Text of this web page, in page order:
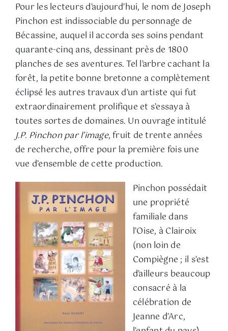
Pour les lecteurs d’aujourd’hui, le nom de Joseph
Pinchon est indissociable du personnage de
Bécassine, auquel il accorda ses soins pendant
quarante-cinq ans, dessinant près de 1800
planches de ses aventures. Tel l’arbre cachant la
forêt, la petite bonne bretonne a complètement
éclipsé les autres travaux d’un artiste qui fut
extraordinairement prolifique et s’essaya à
toutes sortes de domaines. Un ouvrage intitulé
J.P. Pinchon par l’image, fruit de trente années
de recherche, offre pour la première fois une
vue d’ensemble de cette production.
Pinchon possédait
une propriété
familiale dans
l’Oise, à Clairoix
(non loin de
Compiègne ; il s’est
d’ailleurs beaucoup
consacré à la
célébration de
Jeanne d’Arc,